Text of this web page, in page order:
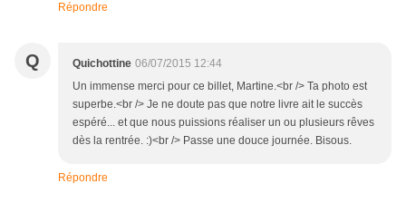
Répondre
Q Quichottine 06/07/2015 12:44
Un immense merci pour ce billet, Martine.<br /> Ta photo est
superbe.<br /> Je ne doute pas que notre livre ait le succès
espéré... et que nous puissions réaliser un ou plusieurs rêves
dès la rentrée. :)<br /> Passe une douce journée. Bisous.
Répondre